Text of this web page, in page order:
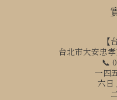
【
台北市大安忠
📞
一四
六日